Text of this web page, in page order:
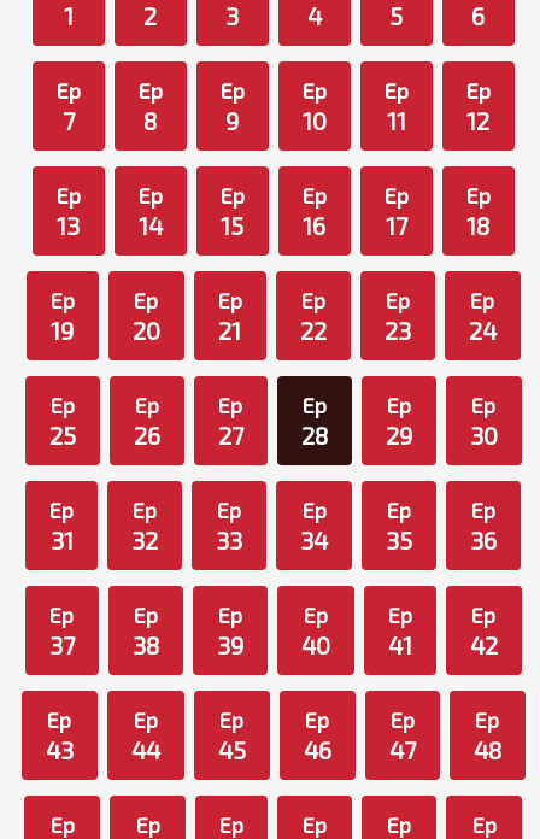
1 2 3 4 5 6
Ep
7
Ep
8
Ep
9
Ep
10
Ep
11
Ep
12
Ep
13
Ep
14
Ep
15
Ep
16
Ep
17
Ep
18
Ep
19
Ep
20
Ep
21
Ep
22
Ep
23
Ep
24
Ep
25
Ep
26
Ep
27
Ep
28
Ep
29
Ep
30
Ep
31
Ep
32
Ep
33
Ep
34
Ep
35
Ep
36
Ep
37
Ep
38
Ep
39
Ep
40
Ep
41
Ep
42
Ep
43
Ep
44
Ep
45
Ep
46
Ep
47
Ep
48
Ep Ep Ep Ep Ep Ep